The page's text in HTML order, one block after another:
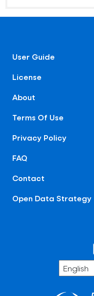
User Guide
License
About
Terms Of Use
Privacy Policy
FAQ
Contact
Open Data Strategy